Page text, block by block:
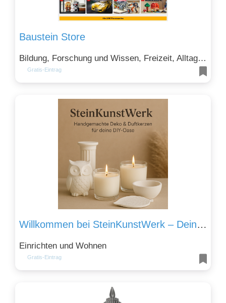
Baustein Store
Bildung, Forschung und Wissen, Freizeit, Alltag und Unterhaltung und Handel, Einkaufen und Sparen
Gratis-Eintrag
Willkommen bei SteinKunstWerk – Deine Quelle für handgefertigte Duftkerzen und Raumdüfte zur Förderung von Meditation und Entspannung
Einrichten und Wohnen
Gratis-Eintrag